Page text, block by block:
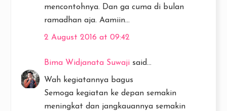
mencontohnya. Dan ga cuma di bulan
ramadhan aja. Aamiin...
2 August 2016 at 09:42
Bima Widjanata Suwaji said...
Wah kegiatannya bagus
Semoga kegiatan ke depan semakin
meningkat dan jangkauannya semakin